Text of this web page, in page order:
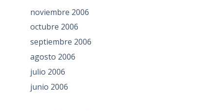
noviembre 2006
octubre 2006
septiembre 2006
agosto 2006
julio 2006
junio 2006